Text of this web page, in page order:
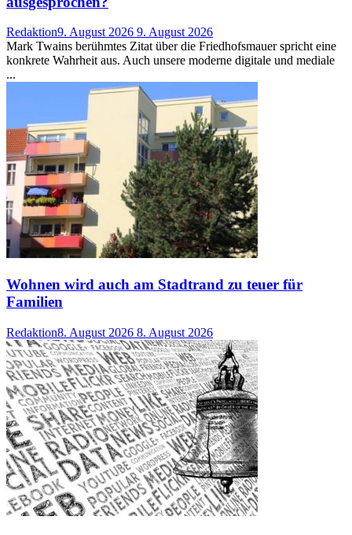
Redaktion9. August 2026 9. August 2026
Mark Twains berühmtes Zitat über die Friedhofsmauer spricht eine
konkrete Wahrheit aus. Auch unsere moderne digitale und mediale
...
Wohnen wird auch am Stadtrand zu teuer für
Familien
Redaktion8. August 2026 8. August 2026